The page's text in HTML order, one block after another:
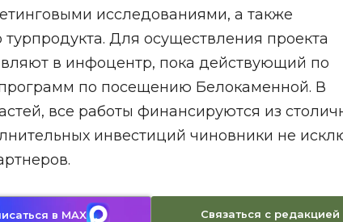
исследованиями, а также
Для осуществления проекта
в инфоцентр, пока действующий по
по посещению Белокаменной. В
все работы финансируются из
инвестиций чиновники не
в MAX Связаться с редакцией